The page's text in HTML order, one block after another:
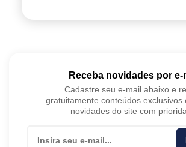
Receba novidades por e-
Cadastre seu e-mail abaixo e
gratuitamente conteúdos exclusivos
novidades do site com